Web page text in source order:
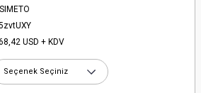
USD + KDV